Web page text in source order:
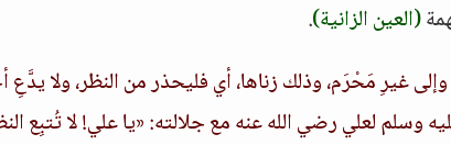
(العين الزانية).
غيرِ مَحْرَم، وذلك زناها، أي فليحذر من النظر، ولا يدَّعِ
لعلي رضي الله عنه مع جلالته: «يا علي! لا تُتبِع